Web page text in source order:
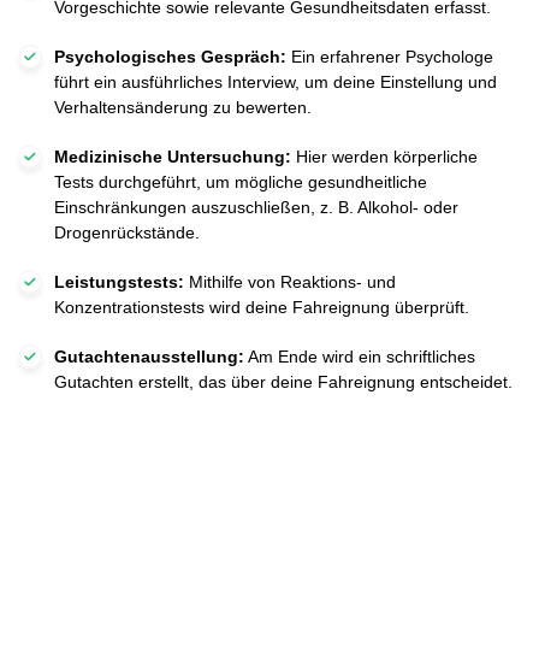
Vorgeschichte sowie relevante Gesundheitsdaten erfasst.
Psychologisches Gespräch: Ein erfahrener Psychologe
führt ein ausführliches Interview, um deine Einstellung und
Verhaltensänderung zu bewerten.
Medizinische Untersuchung: Hier werden körperliche
Tests durchgeführt, um mögliche gesundheitliche
Einschränkungen auszuschließen, z. B. Alkohol- oder
Drogenrückstände.
Leistungstests: Mithilfe von Reaktions- und
Konzentrationstests wird deine Fahreignung überprüft.
Gutachtenausstellung: Am Ende wird ein schriftliches
Gutachten erstellt, das über deine Fahreignung entscheidet.